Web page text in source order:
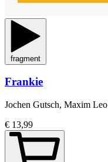
fragment
Frankie
Jochen Gutsch, Maxim Leo
€ 13,99